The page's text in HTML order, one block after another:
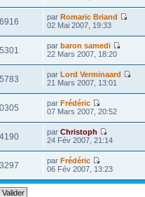
parRomaric Briand
02 Mai 2007, 19:33
parbaron samedi
22 Mars 2007, 18:20
parLord Verminaard
21 Mars 2007, 13:01
parFrédéric
07 Mars 2007, 20:52
parChristoph
24 Fév 2007, 21:14
parFrédéric
06 Fév 2007, 13:23